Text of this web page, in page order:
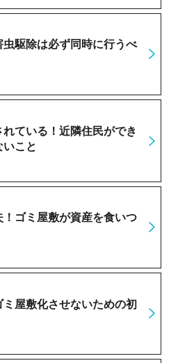
駆除は必ず同時に行うべ
ている！近隣住民ができ
いこと
ゴミ屋敷が資産を食いつ
屋敷化させないための初